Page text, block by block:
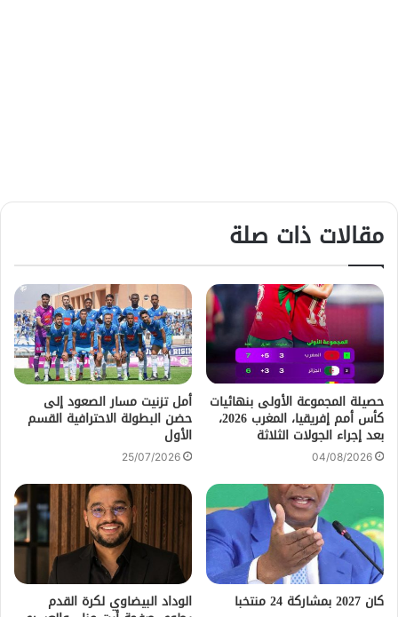
مقالات ذات صلة
حصيلة المجموعة الأولى بنهائيات
كأس أمم إفريقيا، المغرب 2026،
بعد إجراء الجولات الثلاثة
04/08/2026
أمل تزنيت مسار الصعود إلى
حضن البطولة الاحترافية القسم
الأول
25/07/2026
كان 2027 بمشاركة 24 منتخبا الوداد البيضاوي لكرة القدم